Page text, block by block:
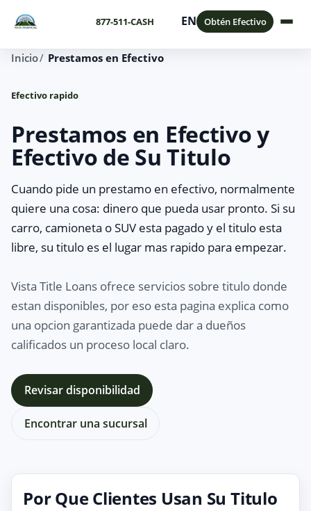
877-511-CASH EN Obtén Efectivo
Inicio Prestamos en Efectivo
Efectivo rapido
Prestamos en Efectivo y
Efectivo de Su Titulo
Cuando pide un prestamo en efectivo, normalmente
quiere una cosa: dinero que pueda usar pronto. Si su
carro, camioneta o SUV esta pagado y el titulo esta
libre, su titulo es el lugar mas rapido para empezar.
Vista Title Loans ofrece servicios sobre titulo donde
estan disponibles, por eso esta pagina explica como
una opcion garantizada puede dar a dueños
calificados un proceso local claro.
Revisar disponibilidad
Encontrar una sucursal
Por Que Clientes Usan Su Titulo